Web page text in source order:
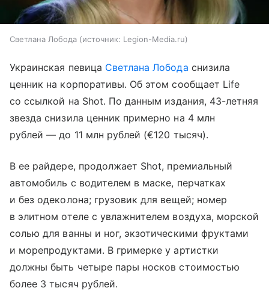
Светлана Лобода источник: Legion-Media.ru
Украинская певица Светлана Лобода снизила
ценник на корпоративы. Об этом сообщает Life
со ссылкой на Shot. По данным издания, 43-летняя
звезда снизила ценник примерно на 4 млн
рублей — до 11 млн рублей (€120 тысяч).
В ее райдере, продолжает Shot, премиальный
автомобиль с водителем в маске, перчатках
и без одеколона; грузовик для вещей; номер
в элитном отеле с увлажнителем воздуха, морской
солью для ванны и ног, экзотическими фруктами
и морепродуктами. В гримерке у артистки
должны быть четыре пары носков стоимостью
более 3 тысяч рублей.